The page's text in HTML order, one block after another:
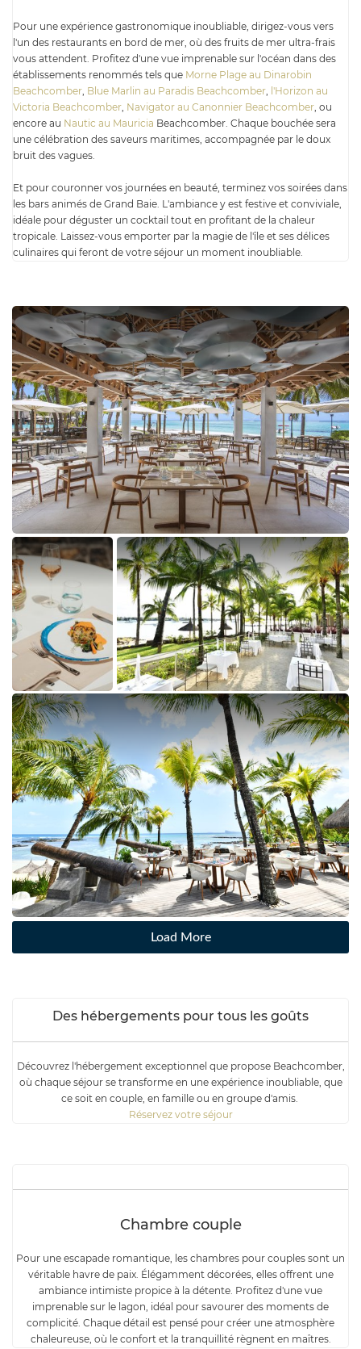
Pour une expérience gastronomique inoubliable, dirigez-vous vers
l'un des restaurants en bord de mer, où des fruits de mer ultra-frais
vous attendent. Profitez d'une vue imprenable sur l'océan dans des
établissements renommés tels que Morne Plage au Dinarobin
Beachcomber, Blue Marlin au Paradis Beachcomber, l'Horizon au
Victoria Beachcomber, Navigator au Canonnier Beachcomber, ou
encore au Nautic au Mauricia Beachcomber. Chaque bouchée sera
une célébration des saveurs maritimes, accompagnée par le doux
bruit des vagues.
Et pour couronner vos journées en beauté, terminez vos soirées dans
les bars animés de Grand Baie. L'ambiance y est festive et conviviale,
idéale pour déguster un cocktail tout en profitant de la chaleur
tropicale. Laissez-vous emporter par la magie de l'île et ses délices
culinaires qui feront de votre séjour un moment inoubliable.
Load More
Des hébergements pour tous les goûts
Découvrez l'hébergement exceptionnel que propose Beachcomber,
où chaque séjour se transforme en une expérience inoubliable, que
ce soit en couple, en famille ou en groupe d'amis.
Réservez votre séjour
Chambre couple
Pour une escapade romantique, les chambres pour couples sont un
véritable havre de paix. Élégamment décorées, elles offrent une
ambiance intimiste propice à la détente. Profitez d'une vue
imprenable sur le lagon, idéal pour savourer des moments de
complicité. Chaque détail est pensé pour créer une atmosphère
chaleureuse, où le confort et la tranquillité règnent en maîtres.